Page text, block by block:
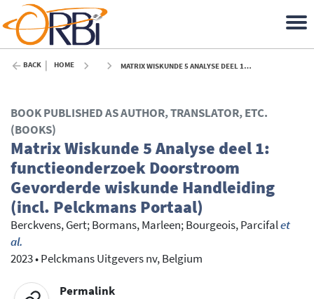
BACK HOME MATRIX WISKUNDE 5 ANALYSE DEEL 1: FUNCTIEONDERZOEK DOORSTROOM GEVORDERDE WISKUNDE HANDLEIDING (INCL. PELCKMANS PORTAAL) - 2023
BOOK PUBLISHED AS AUTHOR, TRANSLATOR, ETC.
(BOOKS)
Matrix Wiskunde 5 Analyse deel 1:
functieonderzoek Doorstroom
Gevorderde wiskunde Handleiding
(incl. Pelckmans Portaal)
Berckvens, Gert;Bormans, Marleen;Bourgeois, Parcifalet
al.
2023•Pelckmans Uitgevers nv, Belgium
Permalink